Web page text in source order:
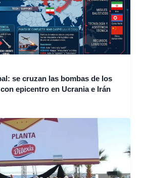
se cruzan las bombas de los
epicentro en Ucrania e Irán